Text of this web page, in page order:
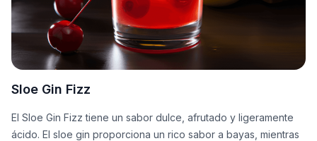
Sloe Gin Fizz
El Sloe Gin Fizz tiene un sabor dulce, afrutado y ligeramente
ácido. El sloe gin proporciona un rico sabor a bayas, mientras